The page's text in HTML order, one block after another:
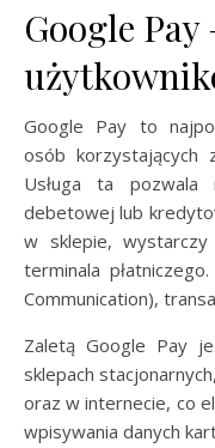
Google
Google Pay to
osób korzystających
Usługa ta
debetowej lub
w sklepie,
terminala
Communication),
Zaletą Google Pay
sklepach
oraz w internecie, co
wpisywania danych